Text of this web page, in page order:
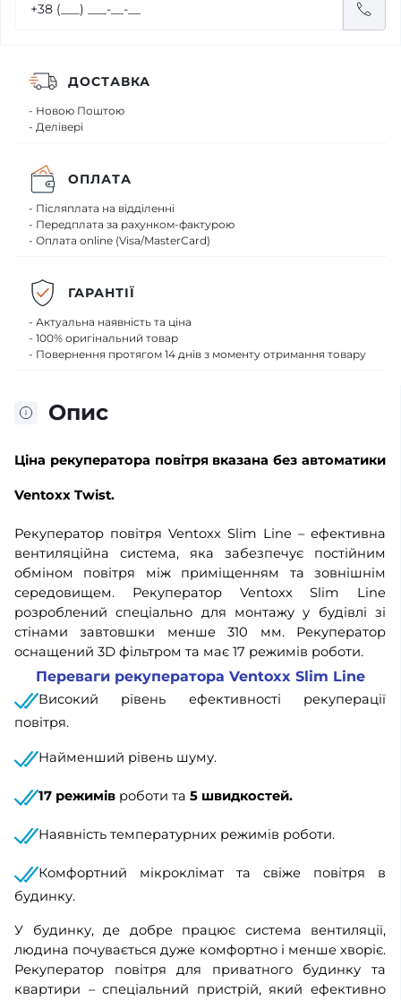
Опис
Ціна рекуператора повітря вказана без автоматики
Ventoxx Twist.
Рекуператор повітря Ventoxx Slim Line – ефективна
вентиляційна система, яка забезпечує постійним
обміном повітря між приміщенням та зовнішнім
середовищем. Рекуператор Ventoxx Slim Line
розроблений спеціально для монтажу у будівлі зі
стінами завтовшки менше 310 мм. Рекуператор
оснащений 3D фільтром та має 17 режимів роботи.
Переваги рекуператора Ventoxx Slim Line
Високий рівень ефективності рекуперації
повітря.
Найменший рівень шуму.
17 режимів роботи та 5 швидкостей.
Наявність температурних режимів роботи.
Комфортний мікроклімат та свіже повітря в
будинку.
У будинку, де добре працює система вентиляції,
людина почувається дуже комфортно і менше хворіє.
Рекуператор повітря для приватного будинку та
квартири – спеціальний пристрій, який ефективно
ДОСТАВКА
- Новою Поштою
- Делівері
ОПЛАТА
- Післяплата на відділенні
- Передплата за рахунком-фактурою
- Оплата online (Visa/MasterCard)
ГАРАНТІЇ
- Актуальна наявність та ціна
- 100% оригінальний товар
- Повернення протягом 14 днів з моменту отримання товару